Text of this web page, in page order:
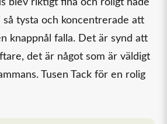
så tysta och koncentrerade att
knappnål falla. Det är synd att
det är något som är väldigt
Tusen Tack för en rolig